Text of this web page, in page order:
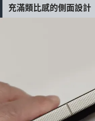
充滿類比感的側面設計